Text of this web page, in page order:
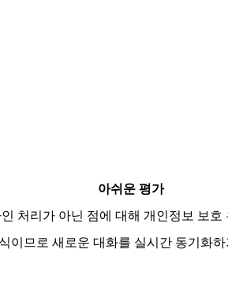
아쉬운 평가
처리가 아닌 점에 대해 개인정보 보호
이므로 새로운 대화를 실시간 동기화